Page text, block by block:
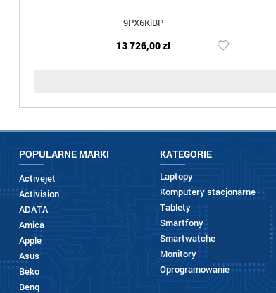
9PX6KiBP
13 726,00 zł
POPULARNE MARKI
Activejet
Activision
ADATA
Amica
Apple
Asus
Beko
Benq
KATEGORIE
Laptopy
Komputery stacjonarne
Tablety
Smartfony
Smartwatche
Monitory
Oprogramowanie